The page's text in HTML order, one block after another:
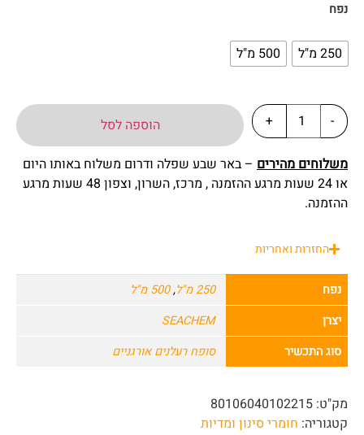
נפח
250 מ"ל 500 מ"ל
-
+
הוספה לסל
משלוחים מהירים – באר שבע שפלה ודרום משלוח באותו היום
או 24 שעות מרגע ההזמנה , מרכז, השרון, וצפון 48 שעות מרגע
ההזמנה.
החזרות ואחריות
נפח 250 מ"ל ,500 מ"ל
יצרן
SEACHEM
סוג התכשיר
סופח רעלנים אורגניים
מק"ט: 80106040102215
קטגוריה: חומרי סינון ומדיות